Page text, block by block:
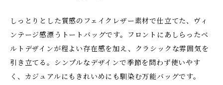
しっとりとした質感のフェイクレザー素材で仕立てた、ヴィ
ンテージ感漂うトートバッグです。フロントにあしらったベ
ルトデザインが程よい存在感を加え、クラシックな雰囲気を
引き立てる。シンプルなデザインで季節を問わず使いやす
く、カジュアルにもきれいめにも馴染む万能バッグです。